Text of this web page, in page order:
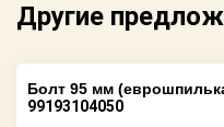
Как оформить
заказ
Другие
Болт 95 мм
99193104050